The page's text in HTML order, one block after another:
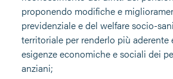
proponendo modifiche e
previdenziale e del welfare socio-
territoriale per renderlo più aderente
esigenze economiche e sociali dei
anziani;